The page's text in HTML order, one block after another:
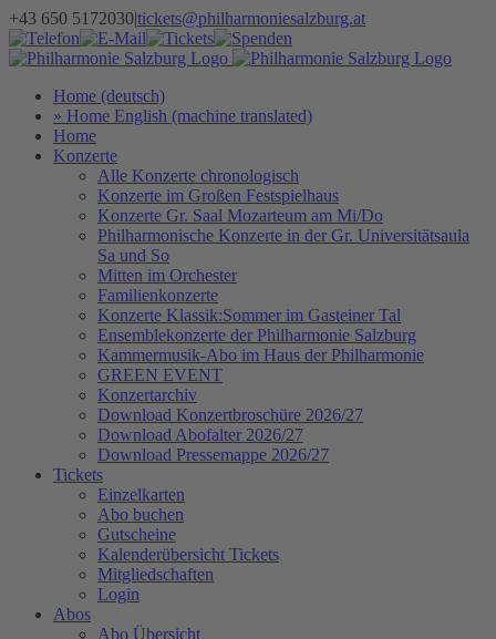
Zum
Inhalt
springen
+43 650 5172030|tickets@philharmoniesalzburg.at
Facebook
YouTube
Instagram
Telefon
E-
Mail
Tickets Spenden
Home (deutsch)
» Home English (machine translated)
Home
Konzerte
Alle Konzerte chronologisch
Konzerte im Großen Festspielhaus
Konzerte Gr. Saal Mozarteum am Mi/Do
Philharmonische Konzerte in der Gr. Universitätsaula
Sa und So
Mitten im Orchester
Familienkonzerte
Konzerte Klassik:Sommer im Gasteiner Tal
Ensemblekonzerte der Philharmonie Salzburg
Kammermusik-Abo im Haus der Philharmonie
GREEN EVENT
Konzertarchiv
Download Konzertbroschüre 2026/27
Download Abofalter 2026/27
Download Pressemappe 2026/27
Tickets
Einzelkarten
Abo buchen
Gutscheine
Kalenderübersicht Tickets
Mitgliedschaften
Login
Abos
Abo Übersicht